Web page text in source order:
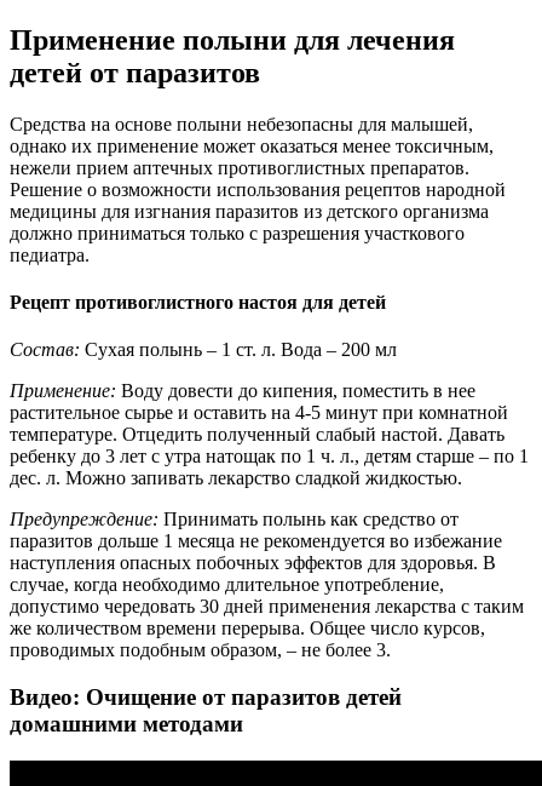
Применение полыни для лечения
детей от паразитов
Средства на основе полыни небезопасны для малышей,
однако их применение может оказаться менее токсичным,
нежели прием аптечных противоглистных препаратов.
Решение о возможности использования рецептов народной
медицины для изгнания паразитов из детского организма
должно приниматься только с разрешения участкового
педиатра.
Рецепт противоглистного настоя для детей
Состав: Сухая полынь – 1 ст. л. Вода – 200 мл
Применение: Воду довести до кипения, поместить в нее
растительное сырье и оставить на 4-5 минут при комнатной
температуре. Отцедить полученный слабый настой. Давать
ребенку до 3 лет с утра натощак по 1 ч. л., детям старше – по 1
дес. л. Можно запивать лекарство сладкой жидкостью.
Предупреждение: Принимать полынь как средство от
паразитов дольше 1 месяца не рекомендуется во избежание
наступления опасных побочных эффектов для здоровья. В
случае, когда необходимо длительное употребление,
допустимо чередовать 30 дней применения лекарства с таким
же количеством времени перерыва. Общее число курсов,
проводимых подобным образом, – не более 3.
Видео: Очищение от паразитов детей
домашними методами